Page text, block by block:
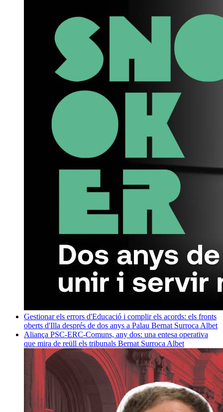
Gestionar els errors d'Educació i complir els acords: els fronts
oberts d'Illa després de dos anys a Palau Bernat Surroca Albet
Aliança PSC-ERC-Comuns, any dos: una entesa operativa
que mira de reüll els tribunals Bernat Surroca Albet